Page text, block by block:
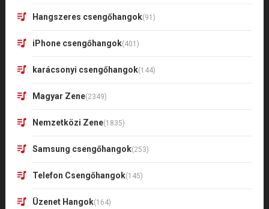
Hangszeres csengőhangok(91)
iPhone csengőhangok(401)
karácsonyi csengőhangok(144)
Magyar Zene(2349)
Nemzetközi Zene(1835)
Samsung csengőhangok(253)
Telefon Csengőhangok(145)
Üzenet Hangok(164)